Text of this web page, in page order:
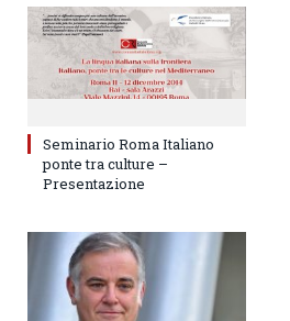
Seminario Roma Italiano
ponte tra culture –
Presentazione